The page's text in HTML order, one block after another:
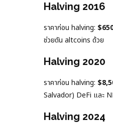
Halving 2016
ราคาก่อน halving:
ช่วยดัน altcoins ด้วย
Halving 2020
ราคาก่อน halving:
Salvador) DeFi และ
Halving 2024